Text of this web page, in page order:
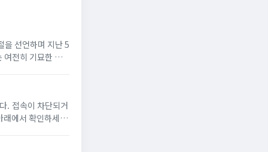
을 선언하며 지난 5
여전히 기묘한 현
거